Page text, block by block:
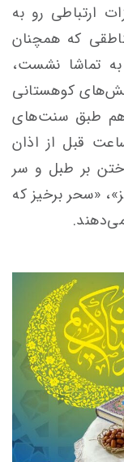
ارتباطی رو به
که همچنان
تماشا نشست،
کوهستانی
هم طبق سنت‌های
قبل از اذان
بر طبل و سر
«سحر برخیز که